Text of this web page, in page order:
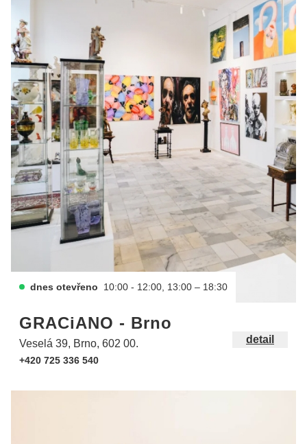
dnes otevřeno 10:00 - 12:00, 13:00 – 18:30
GRACiANO - Brno
Veselá 39, Brno, 602 00.
+420 725 336 540
detail